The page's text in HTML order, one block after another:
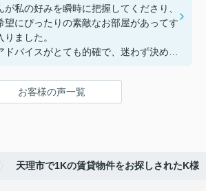
が私の好みを瞬時に把握してくださり、
望にぴったりの素敵なお部屋があってす
りました。
ドバイスがとても的確で、迷わず決める
りのときに、また元気(o・・o)/~お店に
お客様の声一覧
天理市で1Kの賃貸物件をお探しされたK様